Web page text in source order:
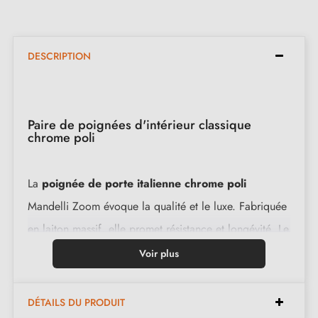
DESCRIPTION
Paire de poignées d'intérieur classique
chrome poli
La poignée de porte italienne chrome poli
Mandelli Zoom évoque la qualité et le luxe. Fabriquée
en laiton massif, elle promet résistance et longévité. Le
ressort de rappel intégré garantit un fonctionnement
sûr que cette poignée durera de nombreuses années.
Voir plus
DÉTAILS DU PRODUIT